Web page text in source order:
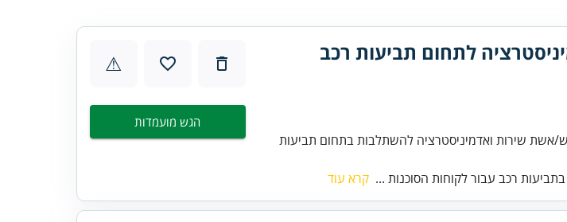
לתחום תביעות רכב
אשת שירות ואדמיניסטרציה להשתלבות בתחום תביעות
רכב עבור לקוחות הסוכנות ... קרא עוד
⚠
הגש מועמדות